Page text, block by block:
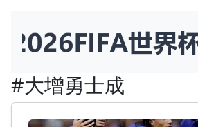
#大增勇士成